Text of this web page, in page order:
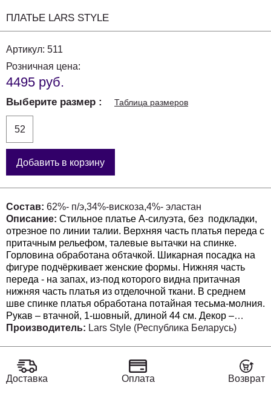
ПЛАТЬЕ LARS STYLE
Артикул: 511
Розничная цена:
4495 руб.
Выберите размер Таблица размеров
52
Добавить в корзину
Состав: 62%- п/э,34%-вискоза,4%- эластан
Описание: Стильное платье А-силуэта, без подкладки,
отрезное по линии талии. Верхняя часть платья переда с
притачным рельефом, талевые вытачки на спинке.
Горловина обработана обтачкой. Шикарная посадка на
фигуре подчёркивает женские формы. Нижняя часть
переда - на запах, из-под которого видна притачная
нижняя часть платья из отделочной ткани. В среднем
шве спинке платья обработана потайная тесьма-молния.
Рукав – втачной, 1-шовный, длиной 44 см. Декор –
брошь может отличаться от заявленного на фото. В этом
Производитель: Lars Style (Республика Беларусь)
Доставка Оплата Возврат